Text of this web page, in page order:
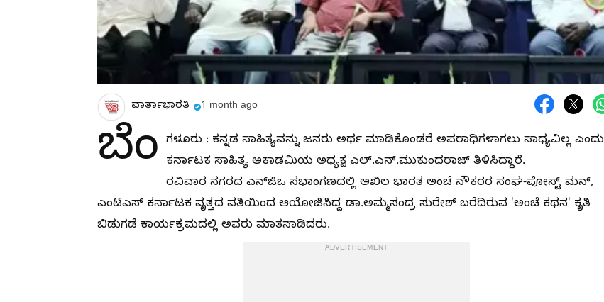
ವಾರ್ತಾಭಾರತಿ 1 month ago
ಬೆಂ ಗಳೂರು : ಕನ್ನಡ ಸಾಹಿತ್ಯವನ್ನು ಜನರು ಅರ್ಥ ಮಾಡಿಕೊಂಡರೆ ಅಪರಾಧಿಗಳಾಗಲು ಸಾಧ್ಯವಿಲ್ಲ ಎಂದು
ಕರ್ನಾಟಕ ಸಾಹಿತ್ಯ ಅಕಾಡಮಿಯ ಅಧ್ಯಕ್ಷ ಎಲ್.ಎನ್.ಮುಕುಂದರಾಜ್ ತಿಳಿಸಿದ್ದಾರೆ.
ರವಿವಾರ ನಗರದ ಎನ್‍ಜಿಒ ಸಭಾಂಗಣದಲ್ಲಿ ಅಖಿಲ ಭಾರತ ಅಂಚೆ ನೌಕರರ ಸಂಘ-ಪೋಸ್ಟ್‌ ಮನ್,
ಎಂಟಿಎಸ್ ಕರ್ನಾಟಕ ವೃತ್ತದ ವತಿಯಿಂದ ಆಯೋಜಿಸಿದ್ದ ಡಾ.ಅಮ್ಮಸಂದ್ರ ಸುರೇಶ್ ಬರೆದಿರುವ 'ಅಂಚೆ ಕಥನ' ಕೃತಿ
ಬಿಡುಗಡೆ ಕಾರ್ಯಕ್ರಮದಲ್ಲಿ ಅವರು ಮಾತನಾಡಿದರು.
ADVERTISEMENT